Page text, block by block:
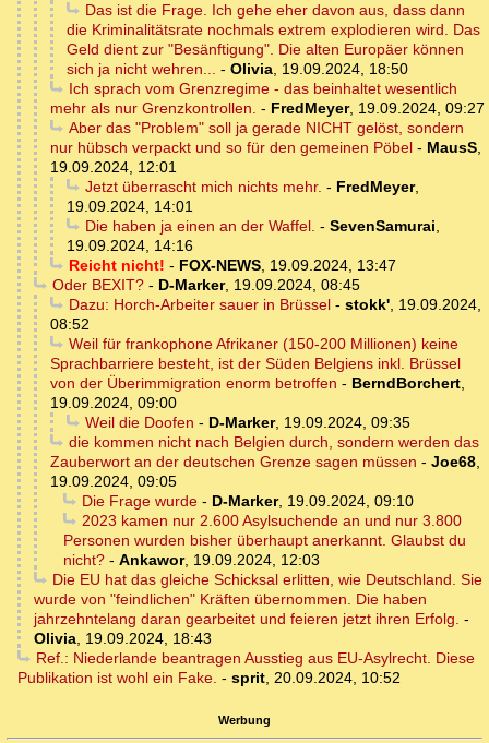
Das ist die Frage. Ich gehe eher davon aus, dass dann
die Kriminalitätsrate nochmals extrem explodieren wird. Das
Geld dient zur "Besänftigung". Die alten Europäer können
sich ja nicht wehren...
- Olivia 19.09.2024, 18:50
Ich sprach vom Grenzregime - das beinhaltet wesentlich
mehr als nur Grenzkontrollen. - FredMeyer, 19.09.2024, 09:27
Aber das "Problem" soll ja gerade NICHT gelöst, sondern
nur hübsch verpackt und so für den gemeinen Pöbel - MausS
19.09.2024, 12:01
Jetzt überrascht mich nichts mehr. - FredMeyer,
19.09.2024, 14:01
Die haben ja einen an der Waffel. - SevenSamurai
19.09.2024, 14:16
Reicht nicht! - FOX-NEWS, 19.09.2024, 13:47
Oder BEXIT?- D-Marker, 19.09.2024, 08:45
Dazu: Horch-Arbeiter sauer in Brüssel- stokk', 19.09.2024,
08:52
Weil für frankophone Afrikaner (150-200 Millionen) keine
Sprachbarriere besteht, ist der Süden Belgiens inkl. Brüssel
von der Überimmigration enorm betroffen - BerndBorchert
19.09.2024, 09:00
Weil die Doofen - D-Marker, 19.09.2024, 09:35
die kommen nicht nach Belgien durch, sondern werden das
Zauberwort an der deutschen Grenze sagen müssen - Joe68
19.09.2024, 09:05
Die Frage wurde- D-Marker, 19.09.2024, 09:10
2023 kamen nur 2.600 Asylsuchende an und nur 3.800
Personen wurden bisher überhaupt anerkannt. Glaubst du
nicht? - Ankawor, 19.09.2024, 12:03
Die EU hat das gleiche Schicksal erlitten, wie Deutschland. Sie
wurde von "feindlichen" Kräften übernommen. Die haben
jahrzehntelang daran gearbeitet und feieren jetzt ihren Erfolg. -
Olivia 19.09.2024, 18:43
Ref.: Niederlande beantragen Ausstieg aus EU-Asylrecht. Diese
Publikation ist wohl ein Fake. - sprit 20.09.2024, 10:52
Werbung